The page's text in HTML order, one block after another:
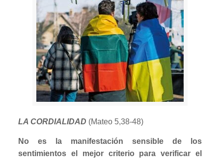
LA CORDIALIDAD (Mateo 5,38-48)
No es la manifestación sensible de los
sentimientos el mejor criterio para verificar el